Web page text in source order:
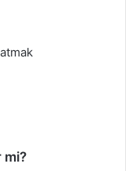
mi?